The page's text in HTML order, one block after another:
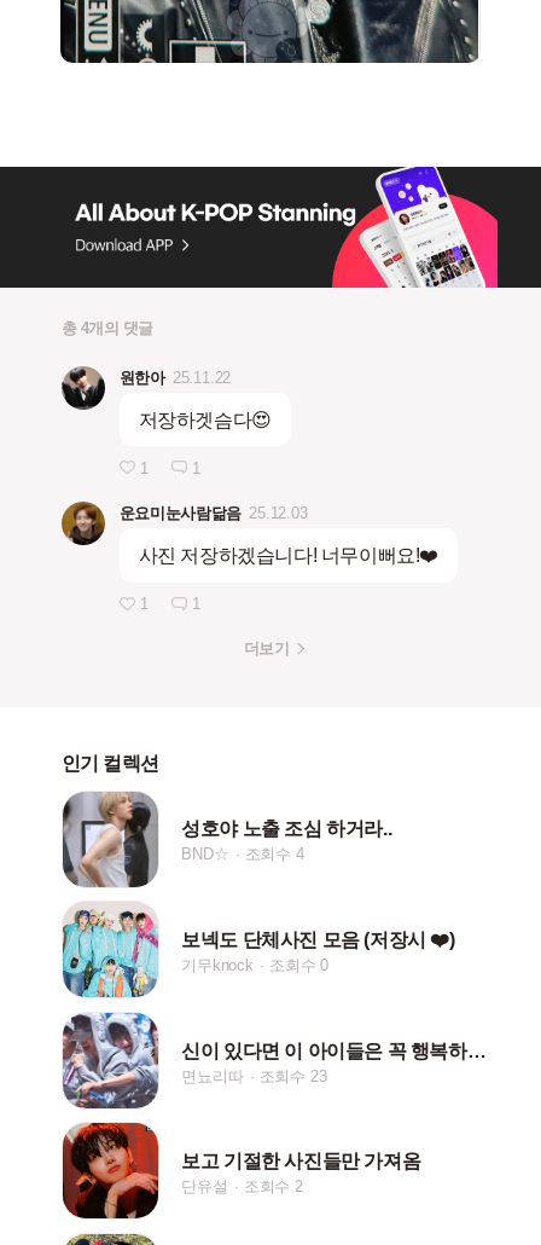
총 4개의 댓글
원한아 25.11.22
저장하겟슴다😍
1 1
운요미눈사람닮음 25.12.03
사진 저장하겠습니다! 너무이뻐요!❤️
1 1
더보기
인기 컬렉션
성호야 노출 조심 하거라..
BND☆ 조회수 4
보넥도 단체사진 모음 (저장시 ❤️)
기무knock 조회수 0
신이 있다면 이 아이들은 꼭 행복하게 해주세요
면뇨리따 조회수 23
보고 기절한 사진들만 가져옴
단유설 조회수 2